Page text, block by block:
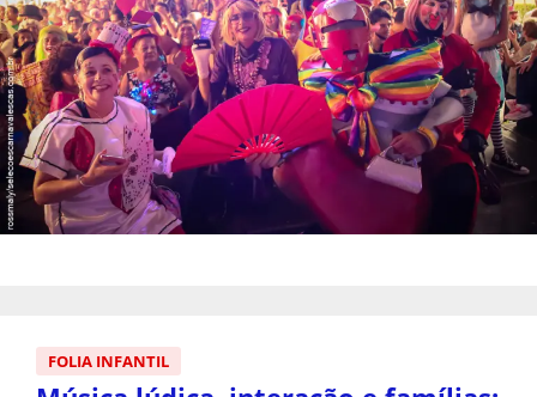
FOLIA INFANTIL